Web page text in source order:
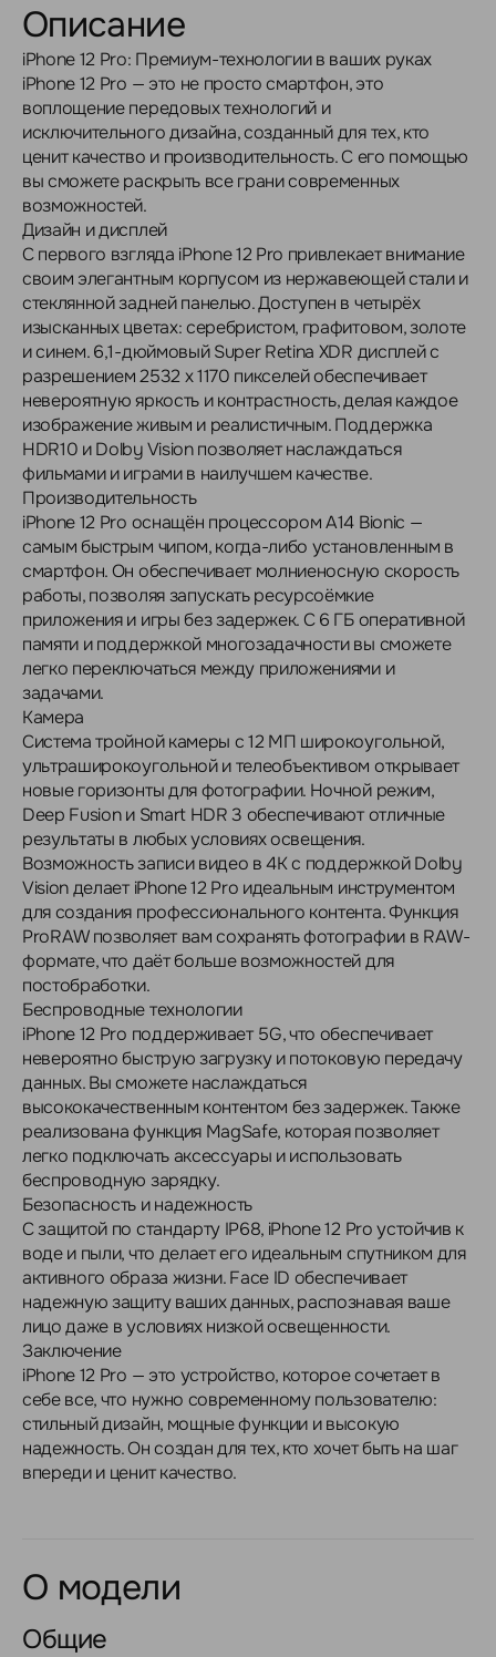
Описание
iPhone 12 Pro: Премиум-технологии в ваших руках
iPhone 12 Pro — это не просто смартфон, это
воплощение передовых технологий и
исключительного дизайна, созданный для тех, кто
ценит качество и производительность. С его помощью
вы сможете раскрыть все грани современных
возможностей.
Дизайн и дисплей
С первого взгляда iPhone 12 Pro привлекает внимание
своим элегантным корпусом из нержавеющей стали и
стеклянной задней панелью. Доступен в четырёх
изысканных цветах: серебристом, графитовом, золоте
и синем. 6,1-дюймовый Super Retina XDR дисплей с
разрешением 2532 x 1170 пикселей обеспечивает
невероятную яркость и контрастность, делая каждое
изображение живым и реалистичным. Поддержка
HDR10 и Dolby Vision позволяет наслаждаться
фильмами и играми в наилучшем качестве.
Производительность
iPhone 12 Pro оснащён процессором A14 Bionic —
самым быстрым чипом, когда-либо установленным в
смартфон. Он обеспечивает молниеносную скорость
работы, позволяя запускать ресурсоёмкие
приложения и игры без задержек. С 6 ГБ оперативной
памяти и поддержкой многозадачности вы сможете
легко переключаться между приложениями и
задачами.
Камера
Система тройной камеры с 12 МП широкоугольной,
ультраширокоугольной и телеобъективом открывает
новые горизонты для фотографии. Ночной режим,
Deep Fusion и Smart HDR 3 обеспечивают отличные
результаты в любых условиях освещения.
Возможность записи видео в 4K с поддержкой Dolby
Vision делает iPhone 12 Pro идеальным инструментом
для создания профессионального контента. Функция
ProRAW позволяет вам сохранять фотографии в RAW-
формате, что даёт больше возможностей для
постобработки.
Беспроводные технологии
iPhone 12 Pro поддерживает 5G, что обеспечивает
невероятно быструю загрузку и потоковую передачу
данных. Вы сможете наслаждаться
высококачественным контентом без задержек. Также
реализована функция MagSafe, которая позволяет
легко подключать аксессуары и использовать
беспроводную зарядку.
Безопасность и надежность
С защитой по стандарту IP68, iPhone 12 Pro устойчив к
воде и пыли, что делает его идеальным спутником для
активного образа жизни. Face ID обеспечивает
надежную защиту ваших данных, распознавая ваше
лицо даже в условиях низкой освещенности.
Заключение
iPhone 12 Pro — это устройство, которое сочетает в
себе все, что нужно современному пользователю:
стильный дизайн, мощные функции и высокую
надежность. Он создан для тех, кто хочет быть на шаг
впереди и ценит качество.
О модели
Общие